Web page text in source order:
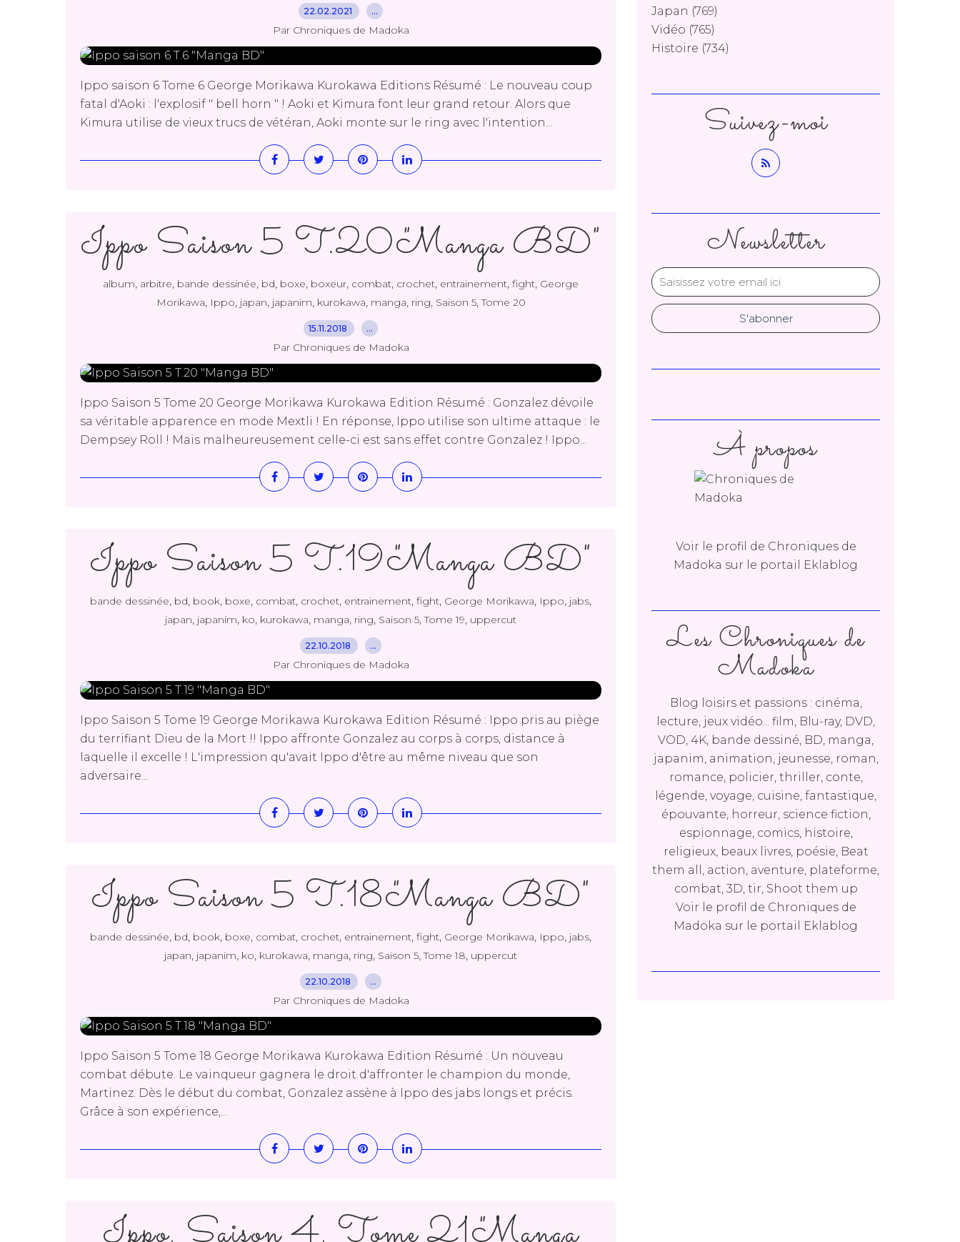
22.02.2021 …
Par Chroniques de Madoka
Ippo saison 6 Tome 6 George Morikawa Kurokawa Editions Résumé : Le nouveau coup
fatal d'Aoki : l'explosif " bell horn " ! Aoki et Kimura font leur grand retour. Alors que
Kimura utilise de vieux trucs de vétéran, Aoki monte sur le ring avec l'intention...
Ippo Saison 5 T.20 "Manga BD"
album, arbitre, bande dessinée, bd, boxe, boxeur, combat, crochet, entrainement, fight, George
Morikawa, Ippo, japan, japanim, kurokawa, manga, ring, Saison 5,Tome 20
15.11.2018 …
Par Chroniques de Madoka
Ippo Saison 5 Tome 20 George Morikawa Kurokawa Edition Résumé : Gonzalez dévoile
sa véritable apparence en mode Mextli ! En réponse, Ippo utilise son ultime attaque : le
Dempsey Roll ! Mais malheureusement celle-ci est sans effet contre Gonzalez ! Ippo...
Ippo Saison 5 T.19 "Manga BD"
bande dessinée, bd, book, boxe, combat, crochet, entrainement, fight, George Morikawa, Ippo, jabs,
japan, japanim, ko, kurokawa, manga, ring, Saison 5,Tome 19, uppercut
22.10.2018 …
Par Chroniques de Madoka
Ippo Saison 5 Tome 19 George Morikawa Kurokawa Edition Résumé : Ippo pris au piège
du terrifiant Dieu de la Mort !! Ippo affronte Gonzalez au corps à corps, distance à
laquelle il excelle ! L'impression qu'avait Ippo d'être au même niveau que son
adversaire...
Ippo Saison 5 T.18 "Manga BD"
bande dessinée, bd, book, boxe, combat, crochet, entrainement, fight, George Morikawa, Ippo, jabs,
japan, japanim, ko, kurokawa, manga, ring, Saison 5,Tome 18, uppercut
22.10.2018 …
Par Chroniques de Madoka
Ippo Saison 5 Tome 18 George Morikawa Kurokawa Edition Résumé : Un nouveau
combat débute. Le vainqueur gagnera le droit d'affronter le champion du monde,
Martinez. Dès le début du combat, Gonzalez assène à Ippo des jabs longs et précis.
Grâce à son expérience,...
Newsletter
Japan (769)
Vidéo (765)
Histoire (734)
Les Chroniques de
Madoka
Blog loisirs et passions : cinéma,
lecture, jeux vidéo... film, Blu-ray, DVD,
VOD, 4K, bande dessiné, BD, manga,
japanim, animation, jeunesse, roman,
romance, policier, thriller, conte,
légende, voyage, cuisine, fantastique,
épouvante, horreur, science fiction,
espionnage, comics, histoire,
religieux, beaux livres, poésie, Beat
them all, action, aventure, plateforme,
combat, 3D, tir, Shoot them up
Voir le profil de Chroniques de
Madoka sur le portail Eklablog
Suivez-moi
À propos
Voir le profil de Chroniques de
Madoka sur le portail Eklablog